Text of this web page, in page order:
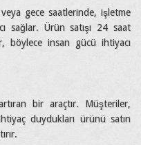
gece saatlerinde, işletme
sağlar. Ürün satışı 24 saat
böylece insan gücü ihtiyacı
bir araçtır. Müşteriler,
duydukları ürünü satın